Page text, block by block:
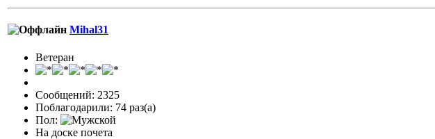
Mihal31
Ветеран
Сообщений: 2325
Поблагодарили: 74 раз(а)
Пол:
На доске почета